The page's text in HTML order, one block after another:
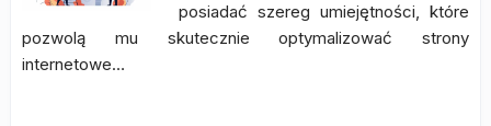
posiadać szereg umiejętności, które
pozwolą mu skutecznie optymalizować strony
internetowe…